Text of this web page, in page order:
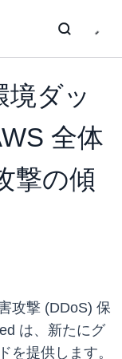
境ダッ
全体
撃の傾
攻撃 (DDoS) 保
は、新たにグ
を提供します。